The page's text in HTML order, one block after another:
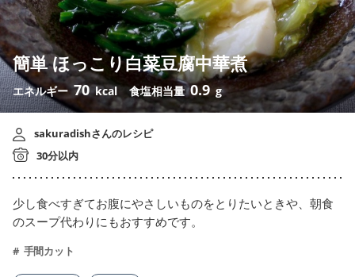
簡単 ほっこり白菜豆腐中華煮
エネルギー 70 kcal 食塩相当量0.9 g
sakuradishさんのレシピ
30分以内
少し食べすぎてお腹にやさしいものをとりたいときや、朝食
のスープ代わりにもおすすめです。
手間カット